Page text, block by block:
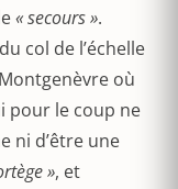
« secours ».
col de l’échelle
où
pour le coup ne
ni d’être une
», et